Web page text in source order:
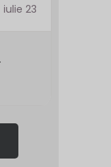
iulie 23